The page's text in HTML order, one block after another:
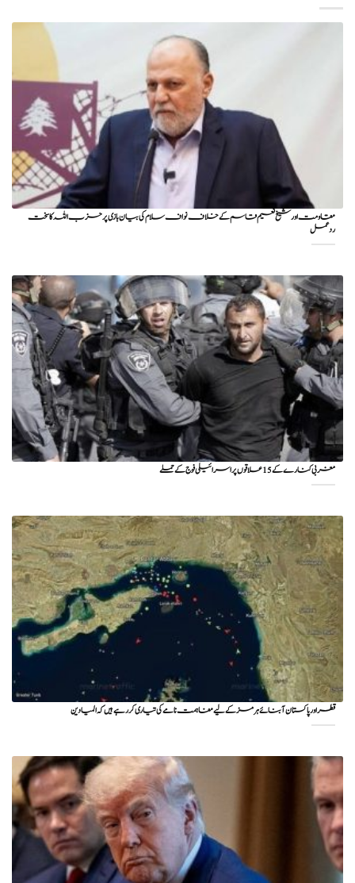
مقاومت اور شیخ نعیم قاسم کے خلاف نواف سلام کی بیان بازی پر حزب اللہ کا سخت
ردعمل
مغربی کنارے کے 15 علاقوں پر اسرائیلی فوج کے حملے
قطر اور پاکستان آبنائے ہرمز کے لیے مفاہمت نامے کی تیاری کر رہے ہیں کہ المیادین